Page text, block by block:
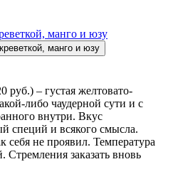
манго и юзу
руб.) – густая желтовато-
либо чаудерной сути и с
внутри. Вкус
специй и всякого смысла.
себя не проявил. Температура
заказать вновь